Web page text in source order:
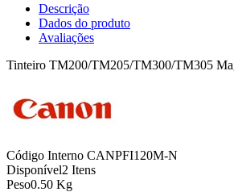
Descrição
Dados do produto
Avaliações
Tinteiro TM200/TM205/TM300/TM305
Código Interno CANPFI120M-N
Disponível2 Itens
Peso0.50 Kg